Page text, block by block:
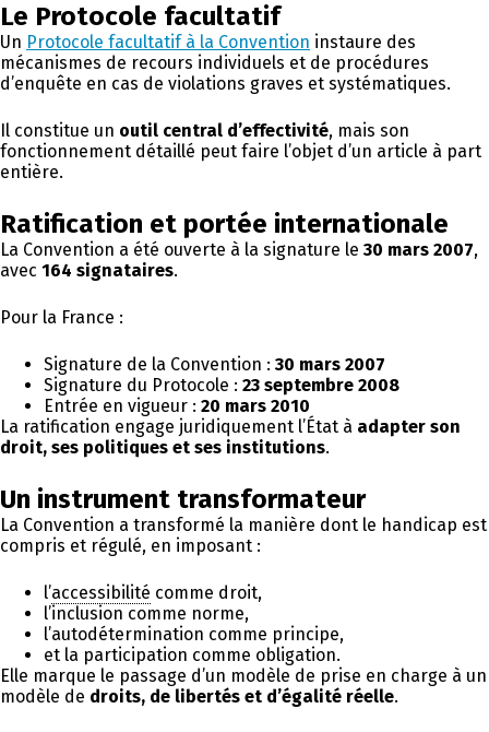
Le Protocole facultatif
Un Protocole facultatif à la Convention instaure des
mécanismes de recours individuels et de procédures
d’enquête en cas de violations graves et systématiques.
Il constitue un outil central d’effectivité, mais son
fonctionnement détaillé peut faire l’objet d’un article à part
entière.
Ratification et portée internationale
La Convention a été ouverte à la signature le 30 mars 2007,
avec 164 signataires.
Pour la France :
Signature de la Convention : 30 mars 2007
Signature du Protocole : 23 septembre 2008
Entrée en vigueur : 20 mars 2010
La ratification engage juridiquement l’État à adapter son
droit, ses politiques et ses institutions.
Un instrument transformateur
La Convention a transformé la manière dont le handicap est
compris et régulé, en imposant :
l’accessibilité comme droit,
l’inclusion comme norme,
l’autodétermination comme principe,
et la participation comme obligation.
Elle marque le passage d’un modèle de prise en charge à un
modèle de droits, de libertés et d’égalité réelle.